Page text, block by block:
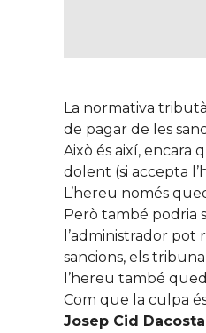
La normativa
de pagar de les
Això és així, encara
dolent (si accepta
L’hereu només
Però també podria
l’administrador pot
sancions, els
l’hereu també
Com que la culpa
Josep Cid